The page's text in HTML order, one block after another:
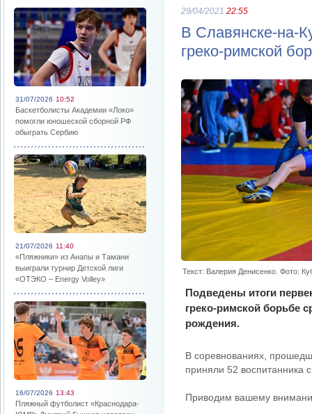
31/07/2026 10:52
Баскетболисты Академии «Локо»
помогли юношеской сборной РФ
обыграть Сербию
21/07/2026 11:40
«Пляжники» из Анапы и Тамани
выиграли турнир Детской лиги
«ОТЭКО – Energy Volley»
16/07/2026 13:43
Пляжный футболист «Краснодара-
29/04/2021 22:55
В Славянске-на-
греко-римской
Текст: Валерия Денисенко. Фото:
Подведены итоги
греко-римской борьбе
рождения.
В соревнованиях,
приняли 52
Приводим вашему